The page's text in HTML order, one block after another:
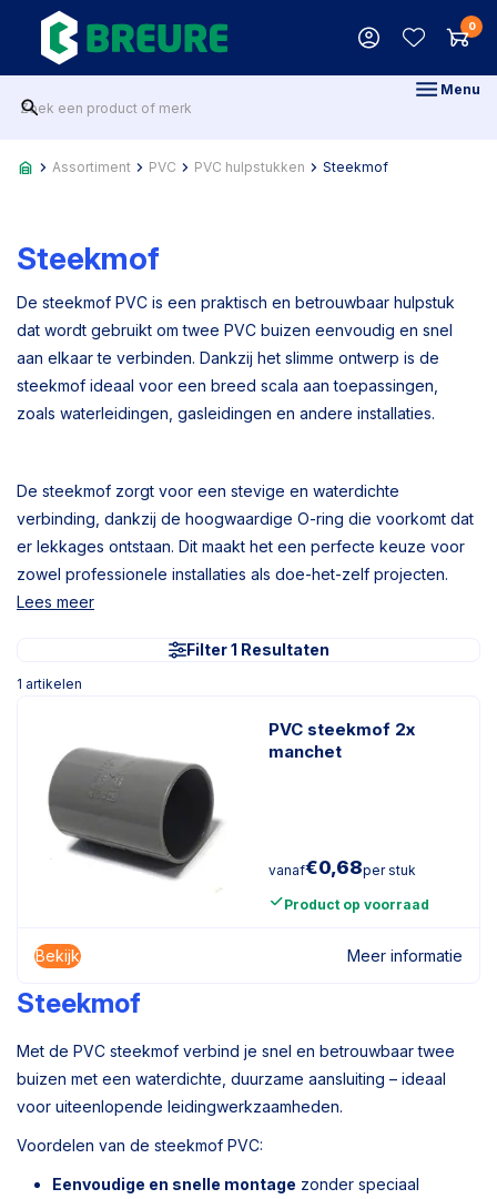
0
Menu
Assortiment PVC PVC hulpstukken Steekmof
Steekmof
De steekmof PVC is een praktisch en betrouwbaar hulpstuk
dat wordt gebruikt om twee PVC buizen eenvoudig en snel
aan elkaar te verbinden. Dankzij het slimme ontwerp is de
steekmof ideaal voor een breed scala aan toepassingen,
zoals waterleidingen, gasleidingen en andere installaties.
De steekmof zorgt voor een stevige en waterdichte
verbinding, dankzij de hoogwaardige O-ring die voorkomt dat
er lekkages ontstaan. Dit maakt het een perfecte keuze voor
zowel professionele installaties als doe-het-zelf projecten.
Lees meer
Filter 1 Resultaten
1 artikelen
PVC steekmof 2x
manchet
vanaf€0,68per stuk
Product op voorraad
Bekijk Meer informatie
Steekmof
Met de PVC steekmof verbind je snel en betrouwbaar twee
buizen met een waterdichte, duurzame aansluiting – ideaal
voor uiteenlopende leidingwerkzaamheden.
Voordelen van de steekmof PVC:
Eenvoudige en snelle montage zonder speciaal